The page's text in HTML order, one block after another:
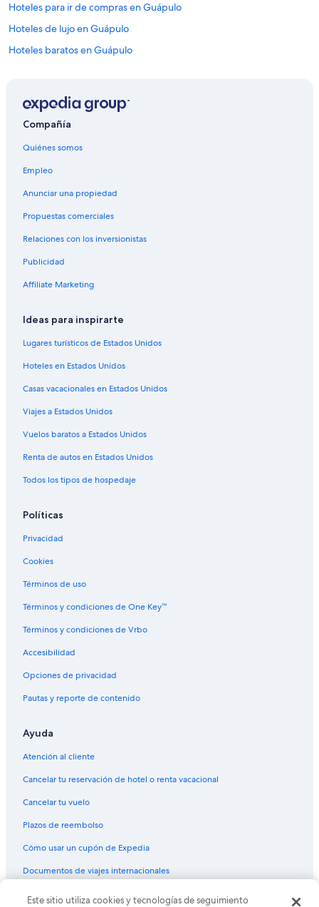
Hoteles para ir de compras en Guápulo
Hoteles de lujo en Guápulo
Hoteles baratos en Guápulo
Hoteles en Guápulo
Condominios en Zámbiza
Hostales en Zámbiza
Lodges en Zámbiza
Hoteles en La Colina
Hoteles cerca de Centro comercial Scala Shopping
Hoteles 2 estrellas en Tumbaco
Hoteles 4 estrellas en Tumbaco
Apart-Hoteles en Tumbaco
B&B en Tumbaco
Cabañas en Tumbaco
Chalets en Tumbaco
Resorts en Tumbaco
Apartamentos en Tumbaco
Hoteles haciendas en Tumbaco
Hoteles con spa en Tumbaco
Hoteles de lujo en Tumbaco
Hoteles con restaurante en Tumbaco
Hoteles para bodas en Tumbaco
Hoteles que aceptan mascotas en Tumbaco
Hoteles en Tumbaco
Lodges en Tumbaco
Resorts de condominios en Tumbaco
Cabañas en Quito
Casas de huéspedes en Quito
Condominios en Quito
Apartamentos en Quito
Hoteles haciendas en Quito
Compañía
Quiénes somos
Empleo
Anunciar una propiedad
Propuestas comerciales
Relaciones con los inversionistas
Publicidad
Affiliate Marketing
Ideas para inspirarte
Lugares turísticos de Estados Unidos
Hoteles en Estados Unidos
Casas vacacionales en Estados Unidos
Viajes a Estados Unidos
Vuelos baratos a Estados Unidos
Renta de autos en Estados Unidos
Todos los tipos de hospedaje
Políticas
Privacidad
Cookies
Términos de uso
Términos y condiciones de One Key™
Términos y condiciones de Vrbo
Accesibilidad
Opciones de privacidad
Pautas y reporte de contenido
Ayuda
Atención al cliente
Cancelar tu reservación de hotel o renta vacacional
Cancelar tu vuelo
Plazos de reembolso
Cómo usar un cupón de Expedia
Documentos de viajes internacionales
© 2026 Expedia, Inc., una empresa de Expedia Group. Todos los
Este sitio utiliza cookies y tecnologías de seguimiento